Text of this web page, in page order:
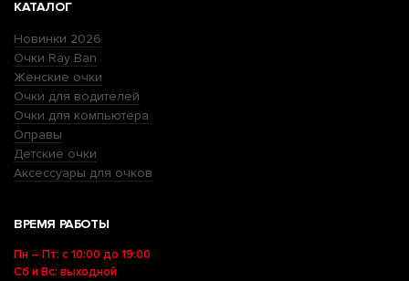
КАТАЛОГ
Новинки 2026
Очки Ray Ban
Женские очки
Очки для водителей
Очки для компьютера
Оправы
Детские очки
Аксессуары для очков
ВРЕМЯ РАБОТЫ
Пн – Пт: с 10:00 до 19:00
Сб и Вс: выходной